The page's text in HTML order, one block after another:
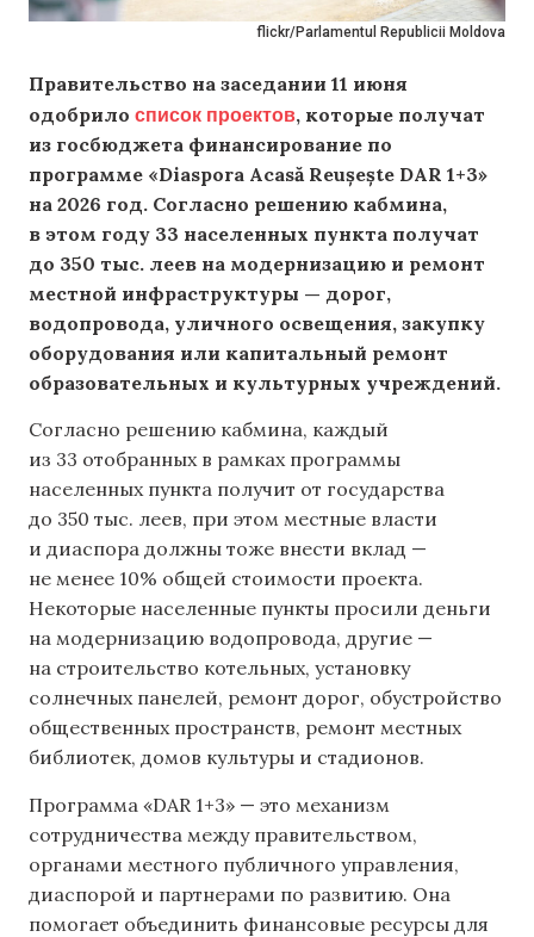
flickr/Parlamentul Republicii Moldova
Правительство на заседании 11 июня
одобрило список проектов, которые получат
из госбюджета финансирование по
программе «Diaspora Acasă Reușește DAR 1+3»
на 2026 год. Согласно решению кабмина,
в этом году 33 населенных пункта получат
до 350 тыс. леев на модернизацию и ремонт
местной инфраструктуры — дорог,
водопровода, уличного освещения, закупку
оборудования или капитальный ремонт
образовательных и культурных учреждений.
Согласно решению кабмина, каждый
из 33 отобранных в рамках программы
населенных пункта получит от государства
до 350 тыс. леев, при этом местные власти
и диаспора должны тоже внести вклад —
не менее 10% общей стоимости проекта.
Некоторые населенные пункты просили деньги
на модернизацию водопровода, другие —
на строительство котельных, установку
солнечных панелей, ремонт дорог, обустройство
общественных пространств, ремонт местных
библиотек, домов культуры и стадионов.
Программа «DAR 1+3» — это механизм
сотрудничества между правительством,
органами местного публичного управления,
диаспорой и партнерами по развитию. Она
помогает объединить финансовые ресурсы для